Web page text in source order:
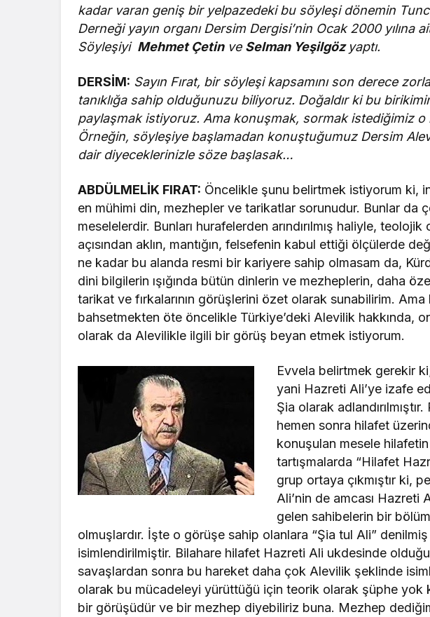
kadar varan geniş bir yelpazedeki bu söyleşi dönemin
Derneği yayın organı Dersim Dergisi’nin Ocak 2000 yılına ait
Söyleşiyi Mehmet Çetinve Selman Yeşilgöz yaptı.
DERSİM: Sayın Fırat, bir söyleşi kapsamını son derece
tanıklığa sahip olduğunuzu biliyoruz. Doğaldır ki bu
paylaşmak istiyoruz. Ama konuşmak, sormak istediğimiz
Örneğin, söyleşiye başlamadan konuştuğumuz Dersim
dair diyeceklerinizle söze başlasak…
ABDÜLMELİK FIRAT: Öncelikle şunu belirtmek istiyorum ki,
en mühimi din, mezhepler ve tarikatlar sorunudur. Bunlar da
meselelerdir. Bunları hurafelerden arındırılmış haliyle,
açısından aklın, mantığın, felsefenin kabul ettiği ölçülerde
ne kadar bu alanda resmi bir kariyere sahip olmasam da,
dini bilgilerin ışığında bütün dinlerin ve mezheplerin, daha
tarikat ve fırkalarının görüşlerini özet olarak sunabilirim.
bahsetmekten öte öncelikle Türkiye’deki Alevilik hakkında,
olarak da Alevilikle ilgili bir görüş beyan etmek istiyorum.
Evvela belirtmek gerekir
yani Hazreti Ali’ye izafe
Şia olarak
hemen sonra hilafet
konuşulan mesele
tartışmalarda “Hilafet
grup ortaya çıkmıştır ki,
Ali’nin de amcası Hazreti
gelen sahibelerin bir
olmuşlardır. İşte o görüşe sahip olanlara “Şia tul Ali”
isimlendirilmiştir. Bilahare hilafet Hazreti Ali ukdesinde
savaşlardan sonra bu hareket daha çok Alevilik şeklinde
olarak bu mücadeleyi yürüttüğü için teorik olarak şüphe yok
bir görüşüdür ve bir mezhep diyebiliriz buna. Mezhep